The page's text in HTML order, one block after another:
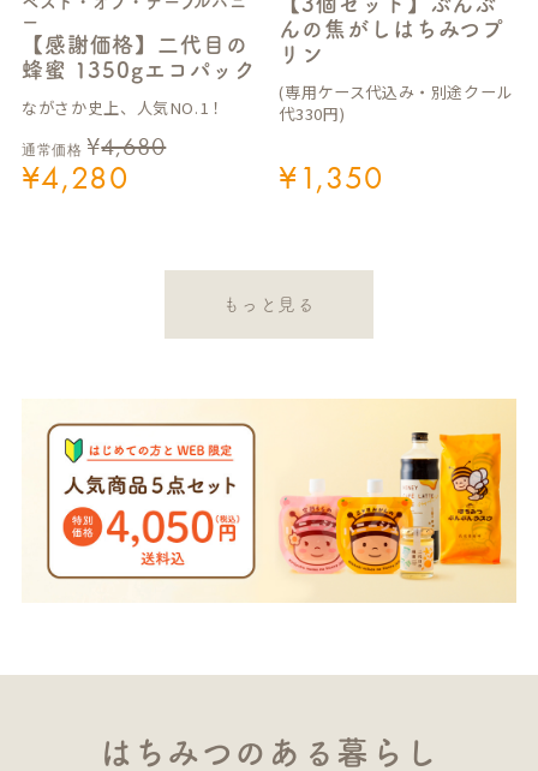
ー
【感謝価格】二代目の
蜂蜜 1350gエコパック
ながさか史上、人気NO.1！
通常価格 ¥4,680
¥4,280
んの焦がしはちみつプ
リン
(専用ケース代込み・別途クール
代330円)
¥1,350
もっと見る
はちみつのある暮らし